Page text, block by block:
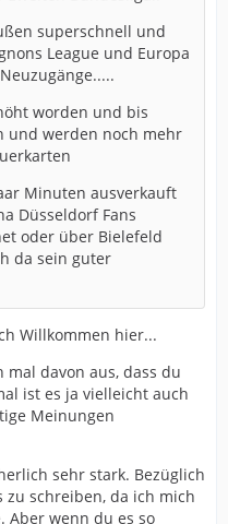
superschnell und
League und Europa
worden und bis
und werden noch mehr
Minuten ausverkauft
Düsseldorf Fans
oder über Bielefeld
da sein guter
Willkommen hier...
mal davon aus, dass du
ist es ja vielleicht auch
Meinungen
sehr stark. Bezüglich
schreiben, da ich mich
Aber wenn du es so